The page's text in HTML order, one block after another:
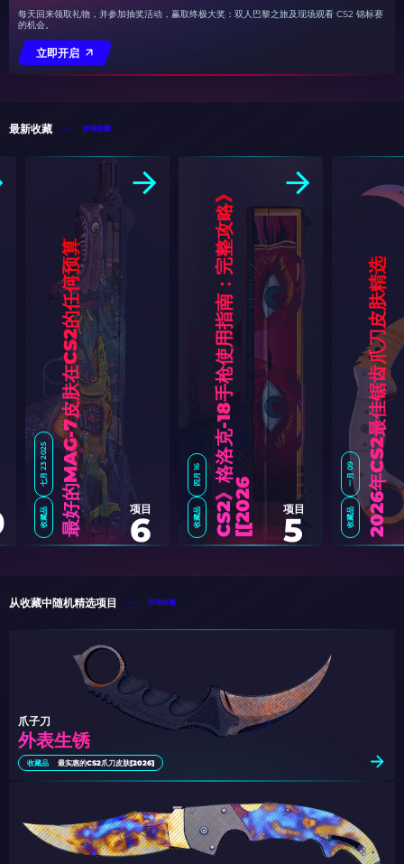
每天回来领取礼物，并参加抽奖活动，赢取终极大奖：双人巴黎之旅及现场观看 CS2 锦标赛
的机会。
立即开启
最新收藏 所有收藏
一月 09
收藏品 2
0
2
6
年
C
S
2
最
佳
锯
齿
爪
刀
皮
肤
精
选
四月 16
收藏品
《
C
S
2
》
格
洛
克
-
1
8
手
枪
使
用
指
南
：
完
整
攻
略
[
2
0
26
] 项目
5
七月 23 2025
收藏品 最好的MAG-7皮肤在CS2的任何预算 项目
6
从收藏中随机精选项目 所有收藏
外表生锈
爪子刀
收藏品 最实惠的CS2爪刀皮肤[2026]